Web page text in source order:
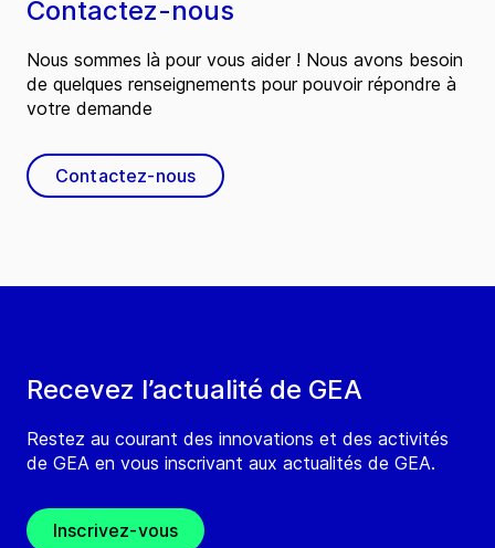
Recevez l’actualité de GEA
Restez au courant des innovations et des activités
de GEA en vous inscrivant aux actualités de GEA.
Inscrivez-vous
Contactez-nous
Nous sommes là pour vous aider ! Nous avons besoin
de quelques renseignements pour pouvoir répondre à
votre demande
Contactez-nous